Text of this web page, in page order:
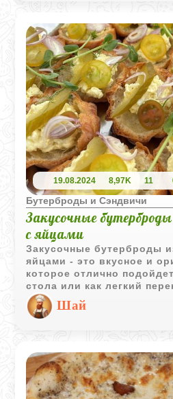
19.08.2024 8,97K 11
Бутерброды и Сэндвичи
Закусочные
с яйцами
Закусочные бутерброды
яйцами - это вкусное и
которое отлично
стола или как легкий
наполненные нежным
быть украшены
Шай